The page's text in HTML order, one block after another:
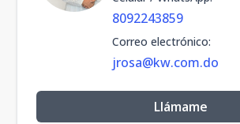
8092243859
Correo electrónico:
jrosa@kw.com.do
Llámame